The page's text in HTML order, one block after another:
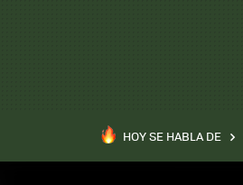
HOY SE HABLA DE